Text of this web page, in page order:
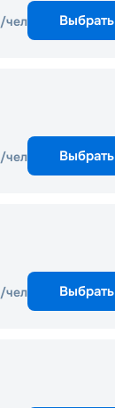
/чел Выбрать
/чел Выбрать
/чел Выбрать